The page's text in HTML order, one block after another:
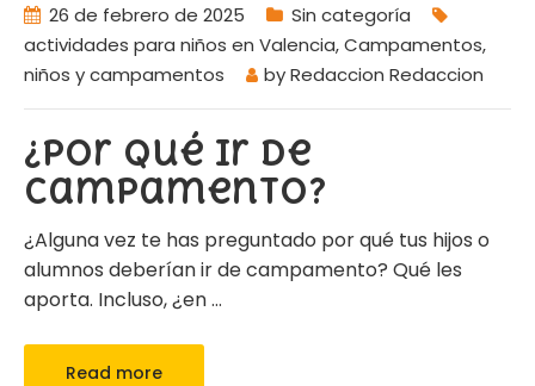
26 de febrero de 2025
Sin categoría
actividades para niños en Valencia,Campamentos,
niños y campamentos
byRedaccion Redaccion
¿Por qué ir de
campamento?
¿Alguna vez te has preguntado por qué tus hijos o
alumnos deberían ir de campamento? Qué les
aporta. Incluso, ¿en…
Read more